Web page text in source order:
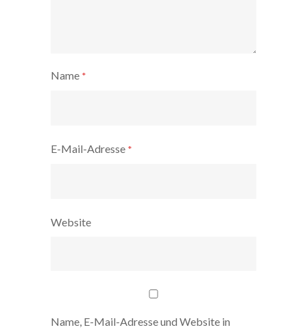
Name *
E-Mail-Adresse *
Website
Name, E-Mail-Adresse und Website in